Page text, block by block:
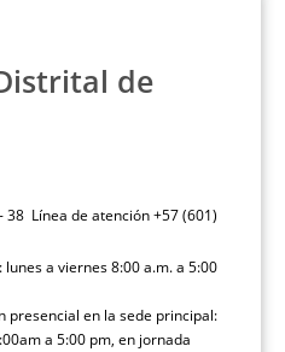
de
38 Línea de atención +57 (601)
a viernes 8:00 a.m. a 5:00
presencial en la sede principal:
a 5:00 pm, en jornada